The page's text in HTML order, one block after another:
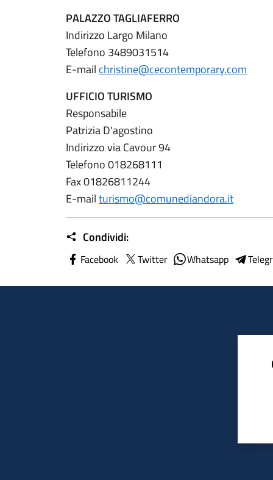
PALAZZO TAGLIAFERRO
Indirizzo Largo Milano
Telefono 3489031514
E-mail christine@cecontemporary.com
UFFICIO TURISMO
Responsabile
Patrizia D'agostino
Indirizzo via Cavour 94
Telefono 018268111
Fax 01826811244
E-mailturismo@comunediandora.it
Condividi:
Facebook Twitter Whatsapp